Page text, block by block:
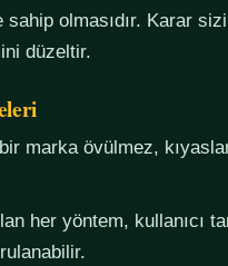
olmasıdır. Karar
düzeltir.
marka övülmez,
her yöntem, kullanıcı